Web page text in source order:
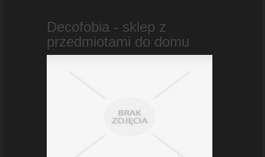
Decofobia - sklep z
przedmiotami do domu